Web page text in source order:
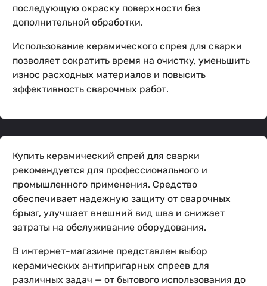
последующую окраску поверхности без
дополнительной обработки.
Использование керамического спрея для сварки
позволяет сократить время на очистку, уменьшить
износ расходных материалов и повысить
эффективность сварочных работ.
Купить керамический спрей для сварки
рекомендуется для профессионального и
промышленного применения. Средство
обеспечивает надежную защиту от сварочных
брызг, улучшает внешний вид шва и снижает
затраты на обслуживание оборудования.
В интернет-магазине представлен выбор
керамических антипригарных спреев для
различных задач — от бытового использования до